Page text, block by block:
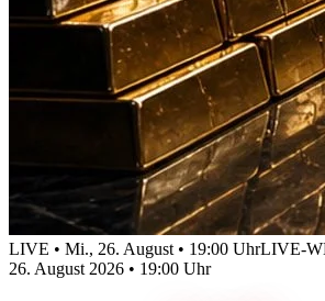
LIVE • Mi., 26. August • 19:00 UhrLIVE-
26. August 2026 • 19:00 Uhr